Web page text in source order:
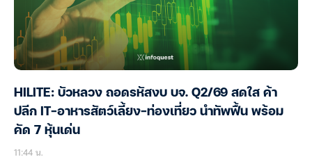
HILITE: บัวหลวง ถอดรหัสงบ บจ. Q2/69 สดใส ค้า
ปลีก IT-อาหารสัตว์เลี้ยง-ท่องเที่ยว นำทัพฟื้น พร้อม
คัด 7 หุ้นเด่น
11:44 น.